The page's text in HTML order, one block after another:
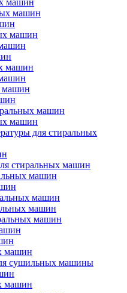
машин
машин
машин
машин
машин
машин
машин
для стиральных
стиральных машин
машин
машин
машин
машин
машин
сушильных машины
машин